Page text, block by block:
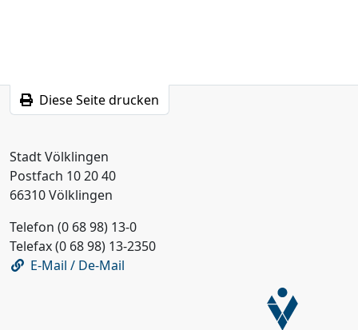
Diese Seite drucken
Stadt Völklingen
Postfach 10 20 40
66310 Völklingen
Telefon (0 68 98) 13-0
Telefax (0 68 98) 13-2350
E-Mail / De-Mail